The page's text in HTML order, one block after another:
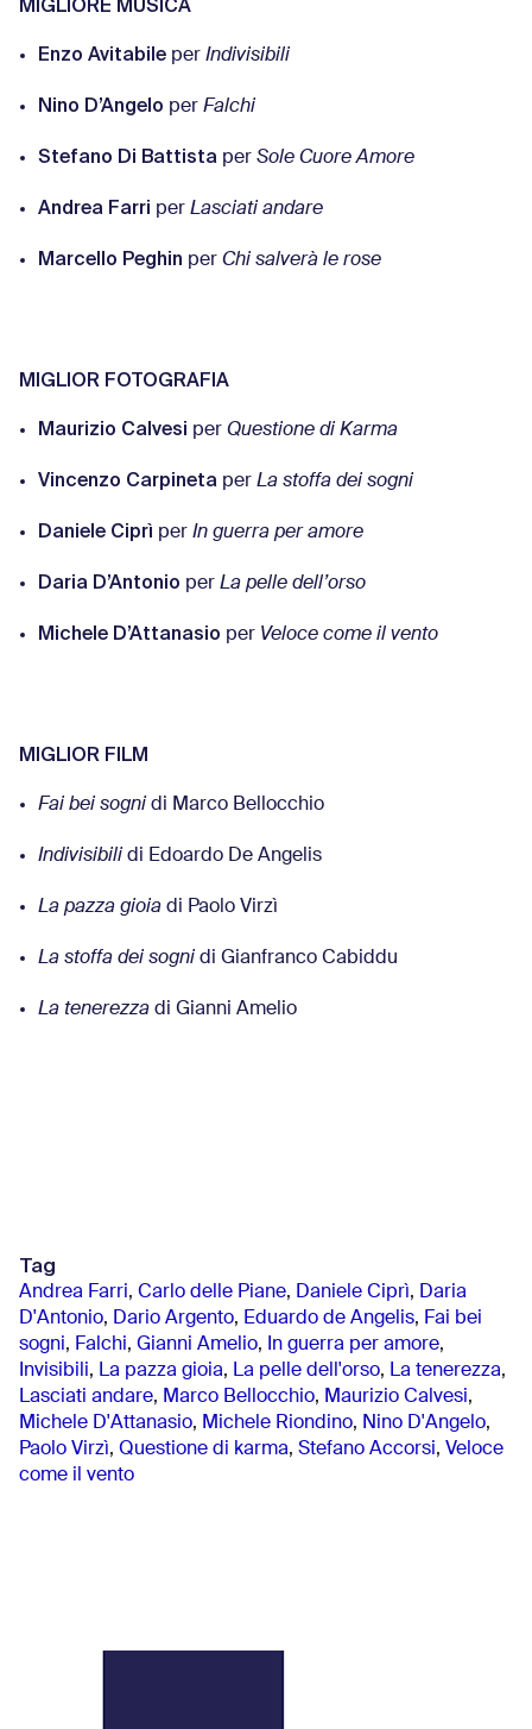
Enzo Avitabile per Indivisibili
Nino D’Angelo per Falchi
Stefano Di Battista per Sole Cuore Amore
Andrea Farri per Lasciati andare
Marcello Peghin per Chi salverà le rose
MIGLIOR FOTOGRAFIA
Maurizio Calvesi per Questione di Karma
Vincenzo Carpineta per La stoffa dei sogni
Daniele Ciprì per In guerra per amore
Daria D’Antonio per La pelle dell’orso
Michele D’Attanasio per Veloce come il vento
MIGLIOR FILM
Fai bei sogni di Marco Bellocchio
Indivisibili di Edoardo De Angelis
La pazza gioia di Paolo Virzì
La stoffa dei sogni di Gianfranco Cabiddu
La tenerezza di Gianni Amelio
Tag
Andrea Farri, Carlo delle Piane, Daniele Ciprì, Daria
D'Antonio, Dario Argento, Eduardo de Angelis, Fai bei
sogni, Falchi, Gianni Amelio, In guerra per amore,
Invisibili, La pazza gioia, La pelle dell'orso, La tenerezza,
Lasciati andare, Marco Bellocchio, Maurizio Calvesi,
Michele D'Attanasio, Michele Riondino, Nino D'Angelo,
Paolo Virzì, Questione di karma, Stefano Accorsi, Veloce
come il vento